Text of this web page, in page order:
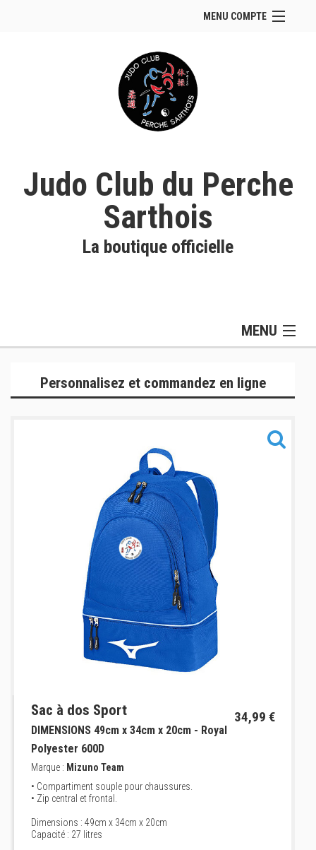
MENU COMPTE
Site Web du club
Se connecter
Panier ( vide )
Judo Club du Perche
Sarthois
La boutique officielle
MENU
Lifestyle
Accessoires
Sacs
Informations
Personnalisez et commandez en ligne
Sac à dos Sport 34,99 €
DIMENSIONS 49cm x 34cm x 20cm - Royal
Polyester 600D
Marque : Mizuno Team
• Compartiment souple pour chaussures.
• Zip central et frontal.
Dimensions : 49cm x 34cm x 20cm
Capacité : 27 litres